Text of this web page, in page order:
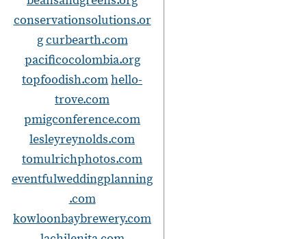
conservationsolutions.or
gcurbearth.com
pacificocolombia.org
topfoodish.comhello-
trove.com
pmigconference.com
lesleyreynolds.com
tomulrichphotos.com
eventfulweddingplanning
.com
kowloonbaybrewery.com